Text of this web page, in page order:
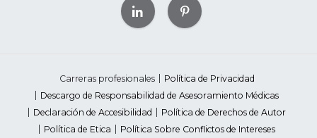
Carreras profesionales
Política de Privacidad
Descargo de Responsabilidad de Asesoramiento Médicas
Declaración de Accesibilidad
Política de Derechos de Autor
Política de Etica
Política Sobre Conflictos de Intereses